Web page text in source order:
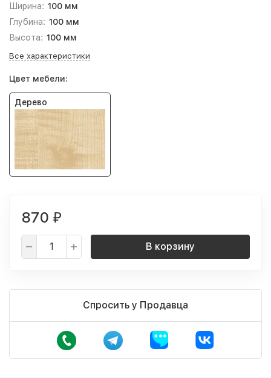
Ширина: 100 мм
Глубина: 100 мм
Высота: 100 мм
Все характеристики
Цвет мебели:
Дерево
870 ₽
В корзину
Спросить у Продавца